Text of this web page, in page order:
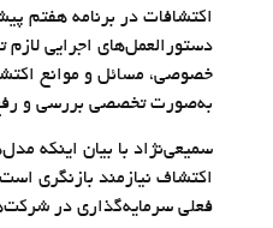
اکتشافات در برنامه هفتم
دستورالعمل‌های اجرایی
خصوصی، مسائل و موانع
به‌صورت تخصصی بررسی و
سمیعی‌نژاد با بیان اینکه
اکتشاف نیازمند بازنگری
فعلی سرمایه‌گذاری در